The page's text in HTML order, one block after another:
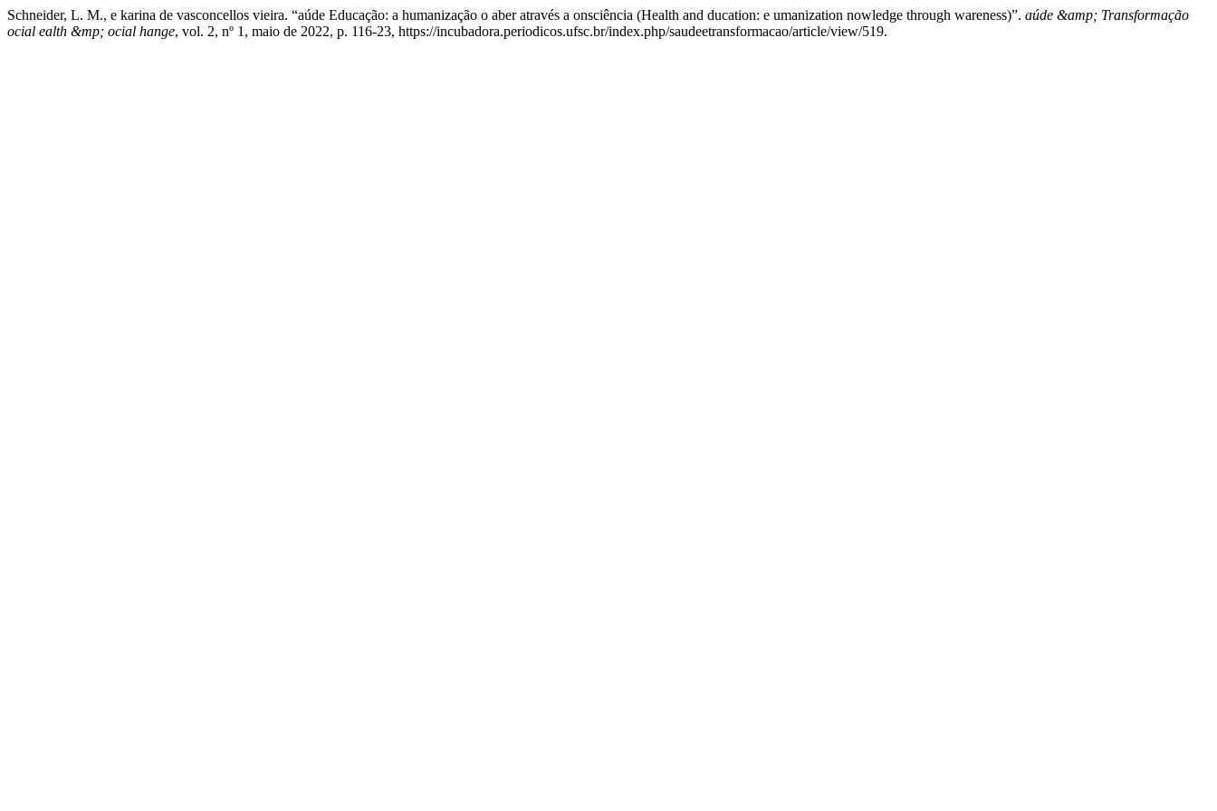
Schneider, L. M., e karina de vasconcellos vieira. “aúde Educação: a humanização o aber através a onsciência (Health and ducation: e umanization nowledge through wareness)”. aúde &amp; Transformação
ocial ealth &mp; ocial hange, vol. 2, nº 1, maio de 2022, p. 116-23, https://incubadora.periodicos.ufsc.br/index.php/saudeetransformacao/article/view/519.